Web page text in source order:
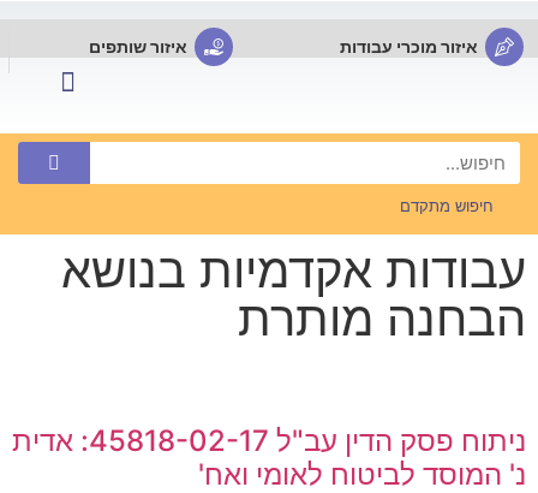
איזור מוכרי עבודות איזור שותפים
חיפוש מתקדם
עבודות אקדמיות בנושא
הבחנה מותרת
ניתוח פסק הדין עב"ל 45818-02-17: אדית
נ' המוסד לביטוח לאומי ואח'